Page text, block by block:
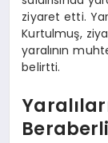
ziyaret etti.
Kurtulmuş,
yaralının
belirtti.